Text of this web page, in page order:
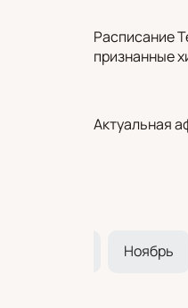
Расписание
признанные
Актуальная
Ноябрь